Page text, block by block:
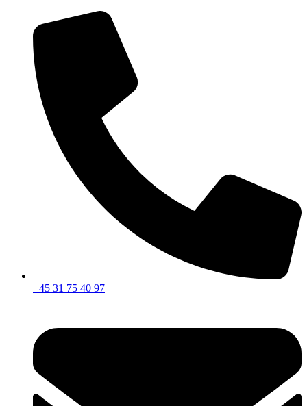
indhold
+45 31 75 40 97